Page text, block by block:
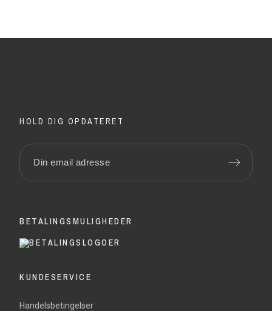
HOLD DIG OPDATERET
BETALINGSMULIGHEDER
KUNDESERVICE
Handelsbetingelser